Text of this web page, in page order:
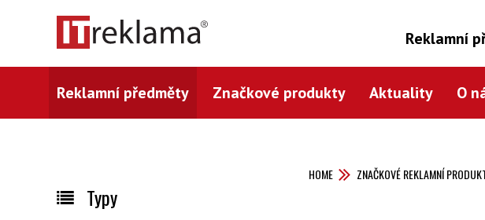
Reklamní
Reklamní předměty Značkové produkty Aktuality O
HOME ZNAČKOVÉ REKLAMNÍ
Typy